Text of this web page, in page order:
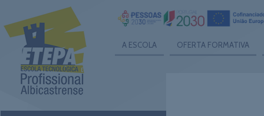
A ESCOLA OFERTA FORMATIVA